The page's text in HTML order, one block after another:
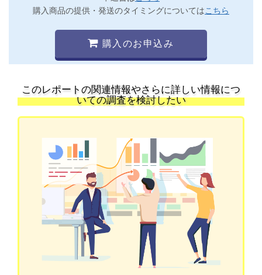
購入商品の提供・発送のタイミングについてはこちら
購入のお申込み
このレポートの関連情報やさらに詳しい情報につ
いての調査を検討したい